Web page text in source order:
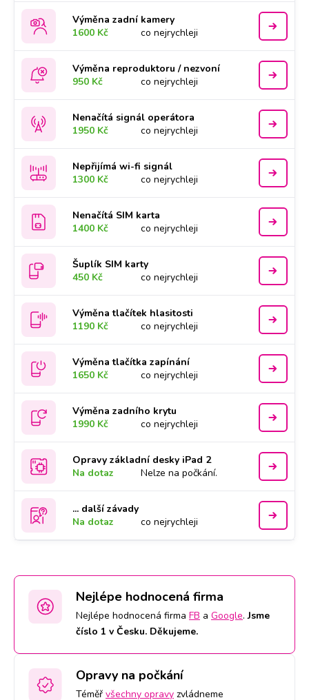
Výměna zadní kamery
1600 Kč
co nejrychleji
Výměna reproduktoru / nezvoní
950 Kč
co nejrychleji
Nenačítá signál operátora
1950 Kč
co nejrychleji
Nepřijímá wi-fi signál
1300 Kč
co nejrychleji
Nenačítá SIM karta
1400 Kč
co nejrychleji
Šuplík SIM karty
450 Kč
co nejrychleji
Výměna tlačítek hlasitosti
1190 Kč
co nejrychleji
Výměna tlačítka zapínání
1650 Kč
co nejrychleji
Výměna zadního krytu
1990 Kč
co nejrychleji
Opravy základní desky iPad 2
Na dotaz
Nelze na počkání.
... další závady
Na dotaz
co nejrychleji
Nejlépe hodnocená firma
Nejlépe hodnocená firma FB a Google.Jsme
číslo 1 v Česku. Děkujeme.
Opravy na počkání
Téměř všechny opravy zvládneme